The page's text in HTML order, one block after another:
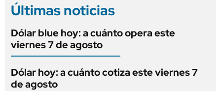
Últimas noticias
Dólar blue hoy: a cuánto opera este
viernes 7 de agosto
Dólar hoy: a cuánto cotiza este viernes 7
de agosto